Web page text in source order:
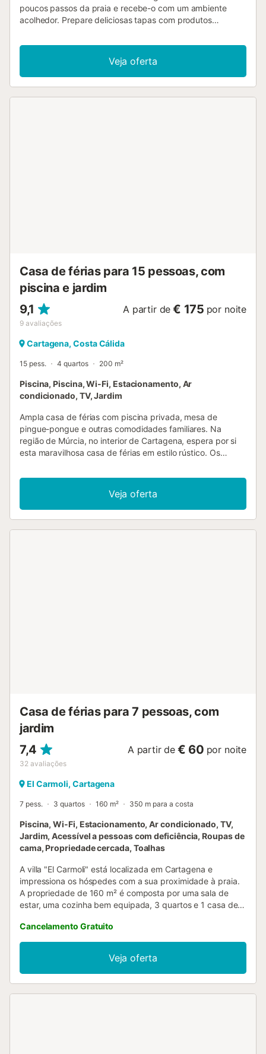
poucos passos da praia e recebe-o com um ambiente
acolhedor. Prepare deliciosas tapas com produtos
animadas noites de jogos. Veja as suas séries favoritas ou
mergulhe na leitura das suas férias no acolhedor sofá.
Comece o dia com um aromático café expresso na
varanda antes de levar a toalha a tiracolo para dar um
Veja oferta
Casa de férias para 15 pessoas, com
piscina e jardim
9,1
9 avaliações
A partir de € 175 por noite
Cartagena, Costa Cálida
15 pess. 4 quartos 200 m²
Piscina, Piscina, Wi-Fi, Estacionamento, Ar
condicionado, TV, Jardim
Ampla casa de férias com piscina privada, mesa de
pingue-pongue e outras comodidades familiares. Na
região de Múrcia, no interior de Cartagena, espera por si
esta maravilhosa casa de férias em estilo rústico. Os
oferecem espaço para várias famílias. Passem aqui horas
acolhedoras juntos, entretenham-se com a mesa de bilhar
ou de pingue-pongue e relaxem à noite com a Netflix.
Aproveite a bela área exterior fechada com espaço para
Veja oferta
Casa de férias para 7 pessoas, com
jardim
7,4
32 avaliações
A partir de € 60 por noite
El Carmoli, Cartagena
7 pess. 3 quartos 160 m² 350 m para a costa
Piscina, Wi-Fi, Estacionamento, Ar condicionado, TV,
Jardim, Acessível a pessoas com deficiência, Roupas de
cama, Propriedade cercada, Toalhas
A villa "El Carmoli" está localizada em Cartagena e
impressiona os hóspedes com a sua proximidade à praia.
A propriedade de 160 m² é composta por uma sala de
estar, uma cozinha bem equipada, 3 quartos e 1 casa de
pessoas. As comodidades adicionais incluem um espaço
de trabalho dedicado para escritório em casa, televisão
por cabo, ar condicionado na sala de estar, uma
ventoinha, bem como uma máquina de lavar roupa.
Também está disponível um berço para bebés. Bem-vindo
Cancelamento Gratuito
Veja oferta